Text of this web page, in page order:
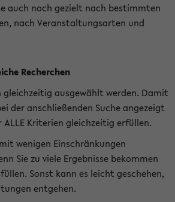
auch noch gezielt nach bestimmten
nach Veranstaltungsarten und
Recherchen
gleichzeitig ausgewählt werden. Damit
der anschließenden Suche angezeigt
ALLE Kriterien gleichzeitig erfüllen.
wenigen Einschränkungen
Sie zu viele Ergebnisse bekommen
Sonst kann es leicht geschehen,
entgehen.